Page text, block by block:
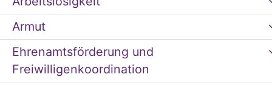
Armut
Ehrenamtsförderung und
Freiwilligenkoordination